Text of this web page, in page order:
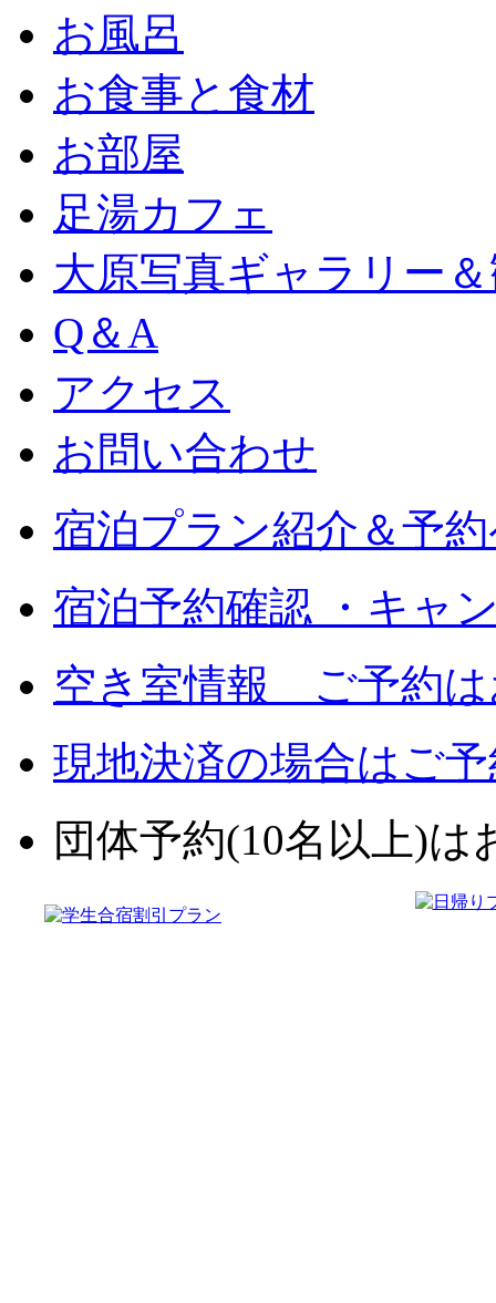
お風呂
お食事と食材
お部屋
足湯カフェ
大原写真ギャラリー
Q＆A
アクセス
お問い合わせ
宿泊プラン紹介＆予
宿泊予約確認 ・キャ
空き室情報 ご予約は
現地決済の場合はご
団体予約(10名以上)は